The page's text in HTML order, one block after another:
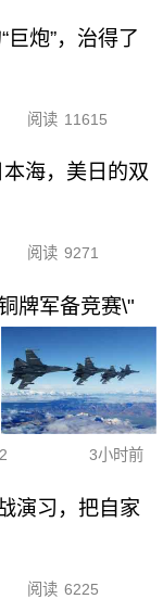
炮”，治得了
阅读 11615
海，美日的双
阅读 9271
牌军备竞赛\"
3小时前
演习，把自家
阅读 6225